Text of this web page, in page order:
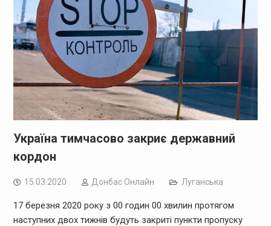
Україна тимчасово закриє державний
кордон
15.03.2020 Дoнбас Онлайн Луганська
17 березня 2020 року з 00 годин 00 хвилин протягом
наступних двох тижнів будуть закриті пункти пропуску